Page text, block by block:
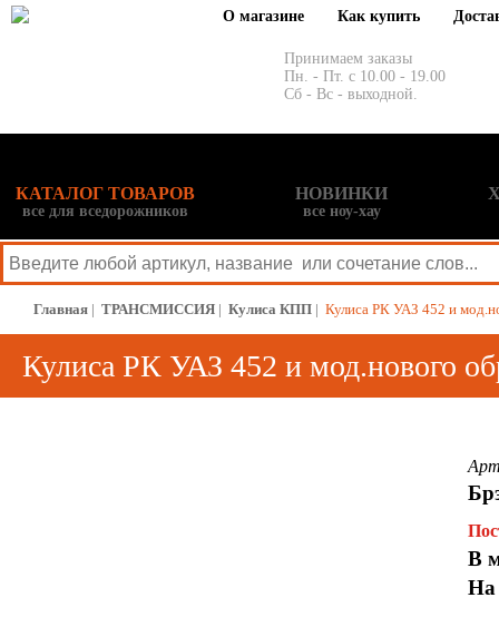
О магазине Как купить
Принимаем заказы
Пн. - Пт. с 10.00 - 19.00
Сб - Вс - выходной.
КАТАЛОГ ТОВАРОВ
все для вседорожников
НОВИНКИ
все ноу-хау
Главная | ТРАНСМИССИЯ | Кулиса КПП | Кулиса РК УАЗ 452 и
Кулиса РК УАЗ 452 и мод.нового
В
На